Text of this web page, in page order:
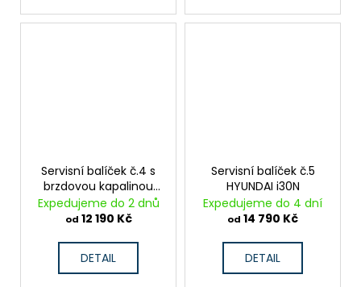
Servisní balíček č.4 s
brzdovou kapalinou
HYUNDAI i30N
Expedujeme do 2 dnů
od 12 190 Kč
DETAIL
Servisní balíček č.5
HYUNDAI i30N
Expedujeme do 4 dní
od 14 790 Kč
DETAIL